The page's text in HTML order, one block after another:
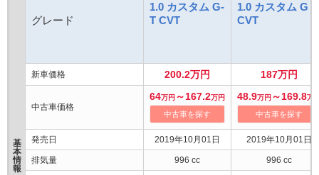
基
本
情
報
グレード
1.0 カスタム G-
T CVT
1.0 カスタム G
CVT
新車価格 200.2万円 187万円
中古車価格
64万円 ～167.2万円
中古車を探す
48.9万円 ～169.8万
中古車を探す
発売日 2019年10月01日 2019年10月01日
排気量 996 cc 996 cc